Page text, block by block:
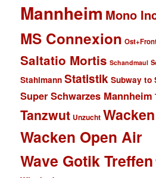
Mannheim Mono
MS Connexion
Saltatio Mortis Schandmaul
Stahlmann Statistik Subway to
Super Schwarzes Mannheim
Tanzwut Unzucht Wacken
Wacken Open Air
Wave Gotik Treffen